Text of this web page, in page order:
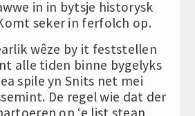
in in bytsje historysk
seker in ferfolch op.
wêze by it feststellen
alle tiden binne bygelyks
spile yn Snits net mei
De regel wie dat der
op ‘e list stean